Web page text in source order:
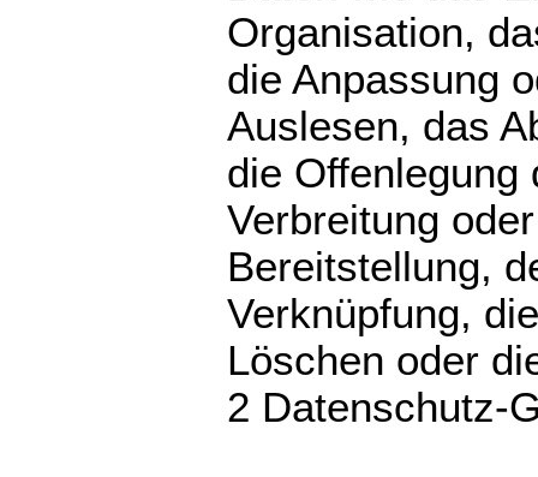
Organisation,
die Anpassung
Auslesen, das
die Offenlegung
Verbreitung
Bereitstellung,
Verknüpfung,
Löschen oder
2 Datenschutz-